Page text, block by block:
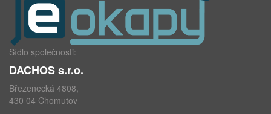
Sídlo společnosti:
DACHOS s.r.o.
Březenecká 4808,
430 04 Chomutov